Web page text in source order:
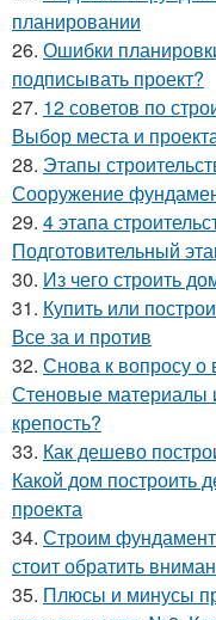
планировании
26. Ошибки
подписывать проект?
27. 12 советов по
Выбор места и
28. Этапы
Сооружение
29. 4 этапа
Подготовительный
30. Из чего строить
31. Купить или
Все за и против
32. Снова к вопросу о
Стеновые
крепость?
33. Как дешево
Какой дом построить
проекта
34. Строим
стоит обратить
35. Плюсы и минусы